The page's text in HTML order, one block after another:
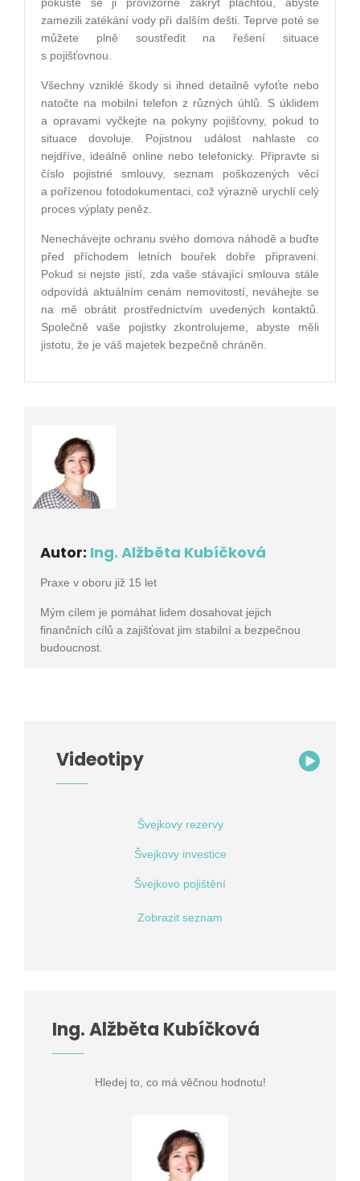
zamezili zatékání vody při dalším dešti. Teprve poté se
můžete plně soustředit na řešení situace
s pojišťovnou.
Všechny vzniklé škody si ihned detailně vyfoťte nebo
natočte na mobilní telefon z různých úhlů. S úklidem
a opravami vyčkejte na pokyny pojišťovny, pokud to
situace dovoluje. Pojistnou událost nahlaste co
nejdříve, ideálně online nebo telefonicky. Připravte si
číslo pojistné smlouvy, seznam poškozených věcí
a pořízenou fotodokumentaci, což výrazně urychlí celý
proces výplaty peněz.
Nenechávejte ochranu svého domova náhodě a buďte
před příchodem letních bouřek dobře připraveni.
Pokud si nejste jistí, zda vaše stávající smlouva stále
odpovídá aktuálním cenám nemovitostí, neváhejte se
na mě obrátit prostřednictvím uvedených kontaktů.
Společně vaše pojistky zkontrolujeme, abyste měli
jistotu, že je váš majetek bezpečně chráněn.
Autor: Ing. Alžběta Kubíčková
Praxe v oboru již 15 let
Mým cílem je pomáhat lidem dosahovat jejich
finančních cílů a zajišťovat jim stabilní a bezpečnou
budoucnost.
Videotipy
Švejkovy rezervy
Švejkovy investice
Švejkovo pojištění
Zobrazit seznam
Ing. Alžběta Kubíčková
Hledej to, co má věčnou hodnotu!